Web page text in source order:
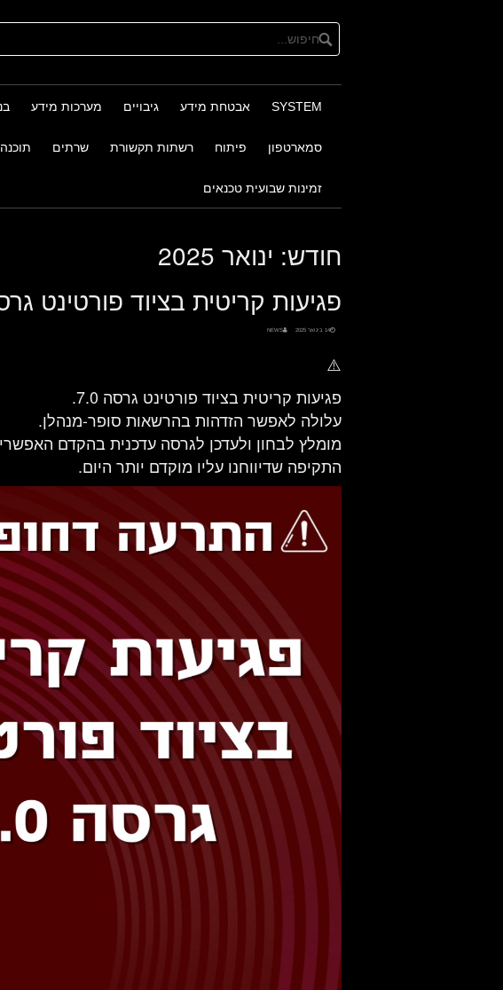
SYSTEM אבטחת מידע גיבויים מערכות מידע
סמארטפון פיתוח רשתות תקשורת שרתים תוכנה
זמינות שבועית טכנאים
חודש: ינואר 2025
פגיעות קריטית בציוד פורטינט גרסה
14 בינואר 2025 NEWS
⚠️
פגיעות קריטית בציוד פורטינט גרסה 7.0.
עלולה לאפשר הזדהות בהרשאות סופר-מנהלן.
מומלץ לבחון ולעדכן לגרסה עדכנית בהקדם
התקיפה שדיווחנו עליו מוקדם יותר היום.